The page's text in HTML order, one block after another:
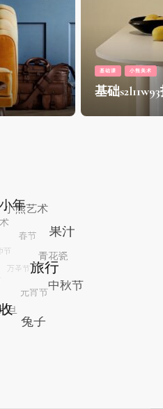
基础课 小熊美术
基础s2l11w93指南针的秘密